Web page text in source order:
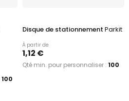
100
Disque de stationnement Parkit
À partir de
1,12 €
Qté min. pour personnaliser : 100